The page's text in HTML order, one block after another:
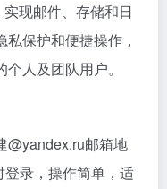
现邮件、存储和日
保护和便捷操作，
人及团队用户。
@yandex.ru邮箱地
录，操作简单，适